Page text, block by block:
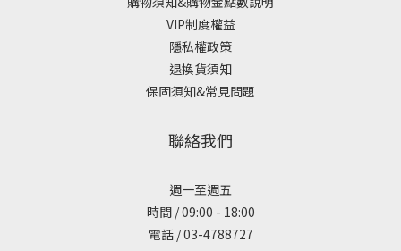
VIP制度權益
隱私權政策
退換貨須知
保固須知&常見問題
聯絡我們
週一至週五
時間 / 09:00 - 18:00
電話 / 03-4788727